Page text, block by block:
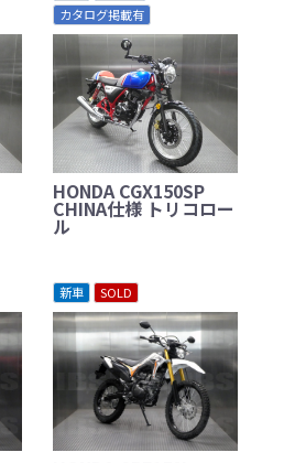
カタログ掲載有
HONDA CGX150SP
CHINA仕様 トリコロー
ル
新車 SOLD